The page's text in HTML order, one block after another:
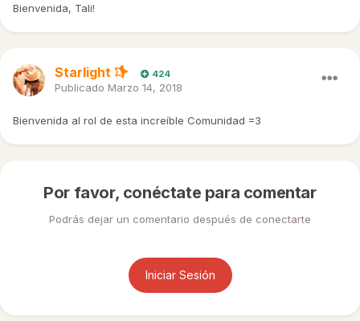
Bienvenida, Tali!
Starlight 424
Publicado Marzo 14, 2018
Bienvenida al rol de esta increíble Comunidad =3
Por favor, conéctate para comentar
Podrás dejar un comentario después de conectarte
Iniciar Sesión